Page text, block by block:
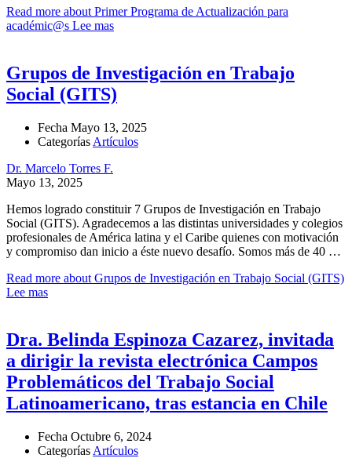
Read more about Primer Programa de Actualización para
académic@s Lee mas
Grupos de Investigación en Trabajo
Social (GITS)
Fecha Mayo 13, 2025
Categorías Artículos
Dr. Marcelo Torres F.
Mayo 13, 2025
Hemos logrado constituir 7 Grupos de Investigación en Trabajo
Social (GITS). Agradecemos a las distintas universidades y colegios
profesionales de América latina y el Caribe quienes con motivación
y compromiso dan inicio a éste nuevo desafío. Somos más de 40 …
Read more about Grupos de Investigación en Trabajo Social (GITS)
Lee mas
Dra. Belinda Espinoza Cazarez, invitada
a dirigir la revista electrónica Campos
Problemáticos del Trabajo Social
Latinoamericano, tras estancia en Chile
Fecha Octubre 6, 2024
Categorías Artículos